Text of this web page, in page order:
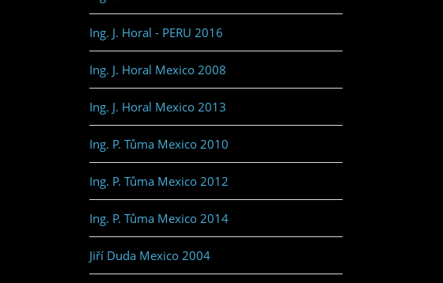
Ing. J. Horal - PERU 2016
Ing. J. Horal Mexico 2008
Ing. J. Horal Mexico 2013
Ing. P. Tůma Mexico 2010
Ing. P. Tůma Mexico 2012
Ing. P. Tůma Mexico 2014
Jiří Duda Mexico 2004